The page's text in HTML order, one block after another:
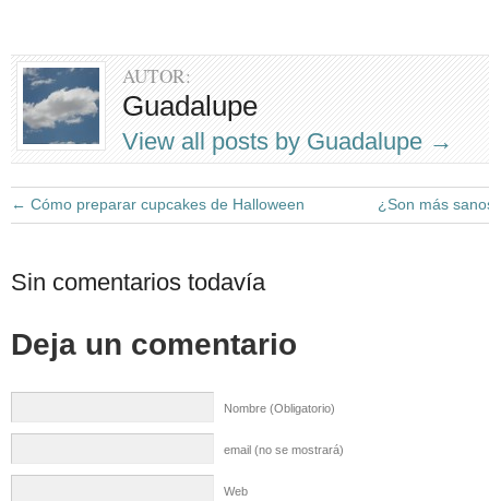
AUTOR:
Guadalupe
View all posts by Guadalupe →
← Cómo preparar cupcakes de Halloween ¿Son más
Sin comentarios todavía
Deja un comentario
Nombre (Obligatorio)
email (no se mostrará)
Web